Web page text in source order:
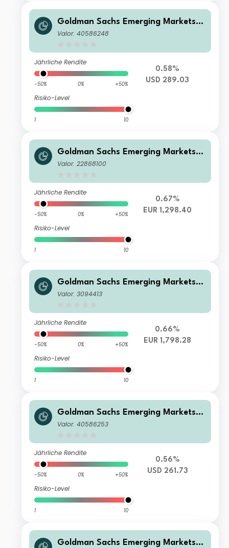
Goldman Sachs Emerging Markets E
quity Income - X Dis(M) USD
Valor: 40586248
Jährliche Rendite
-50% 0% +50%
Risiko-Level
1 10
0.58%
USD 289.03
Goldman Sachs Emerging Markets E
quity Income - N Dis EUR
Valor: 22868100
Jährliche Rendite
-50% 0% +50%
Risiko-Level
1 10
0.67%
EUR 1,298.40
Goldman Sachs Emerging Markets E
quity Income - X Cap EUR
Valor: 3094413
Jährliche Rendite
-50% 0% +50%
Risiko-Level
1 10
0.66%
EUR 1,798.28
Goldman Sachs Emerging Markets E
quity Income - Y Dis(M) USD
Valor: 40586253
Jährliche Rendite
-50% 0% +50%
Risiko-Level
1 10
0.56%
USD 261.73
Goldman Sachs Emerging Markets E